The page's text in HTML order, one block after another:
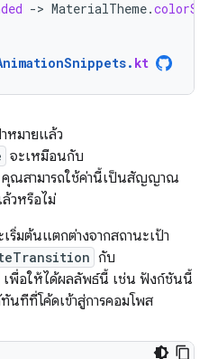
-> MaterialTheme.
. kt
หมายแล้ว
จะเหมือนกับ
คุณสามารถใช้ค่านี้เป็นสัญญาณ
วหรือไม่
ริ่มต้นแตกต่างจากสถานะเป้า
กับ
เพื่อให้ได้ผลลัพธ์นี้ เช่น ฟังก์ชันนี้
ทีที่โค้ดเข้าสู่การคอมโพส